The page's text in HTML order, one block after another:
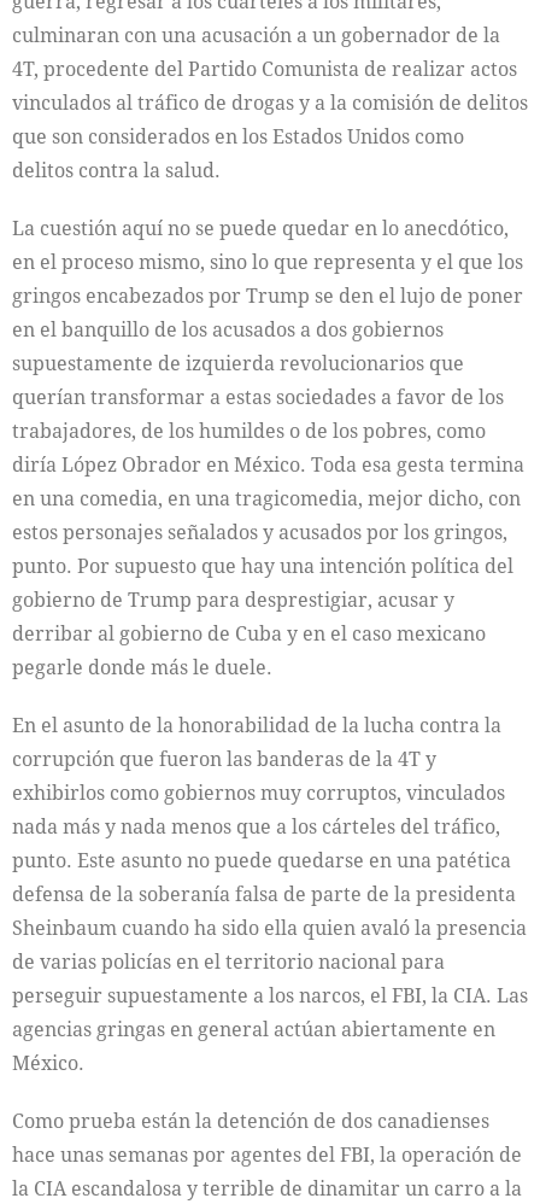
culminaran con una acusación a un gobernador de la
4T, procedente del Partido Comunista de realizar actos
vinculados al tráfico de drogas y a la comisión de delitos
que son considerados en los Estados Unidos como
delitos contra la salud.
La cuestión aquí no se puede quedar en lo anecdótico,
en el proceso mismo, sino lo que representa y el que los
gringos encabezados por Trump se den el lujo de poner
en el banquillo de los acusados a dos gobiernos
supuestamente de izquierda revolucionarios que
querían transformar a estas sociedades a favor de los
trabajadores, de los humildes o de los pobres, como
diría López Obrador en México. Toda esa gesta termina
en una comedia, en una tragicomedia, mejor dicho, con
estos personajes señalados y acusados por los gringos,
punto. Por supuesto que hay una intención política del
gobierno de Trump para desprestigiar, acusar y
derribar al gobierno de Cuba y en el caso mexicano
pegarle donde más le duele.
En el asunto de la honorabilidad de la lucha contra la
corrupción que fueron las banderas de la 4T y
exhibirlos como gobiernos muy corruptos, vinculados
nada más y nada menos que a los cárteles del tráfico,
punto. Este asunto no puede quedarse en una patética
defensa de la soberanía falsa de parte de la presidenta
Sheinbaum cuando ha sido ella quien avaló la presencia
de varias policías en el territorio nacional para
perseguir supuestamente a los narcos, el FBI, la CIA. Las
agencias gringas en general actúan abiertamente en
México.
Como prueba están la detención de dos canadienses
hace unas semanas por agentes del FBI, la operación de
la CIA escandalosa y terrible de dinamitar un carro a la